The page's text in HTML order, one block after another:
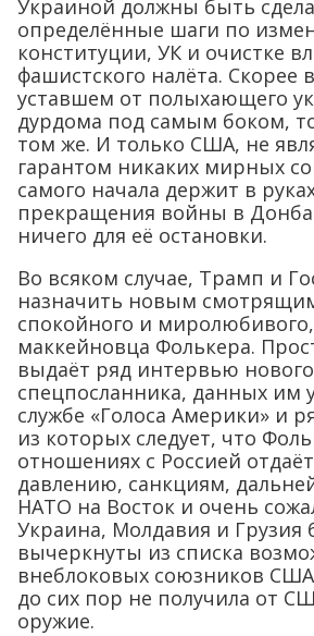
Украиной должны быть
определённые шаги по
конституции, УК и очистке
фашистского налёта. Скорее
уставшем от полыхающего
дурдома под самым боком,
том же. И только США, не
гарантом никаких мирных
самого начала держит в
прекращения войны в
ничего для её остановки.
Во всяком случае, Трамп и
назначить новым
спокойного и
маккейновца Фолькера.
выдаёт ряд интервью нового
спецпосланника, данных им
службе «Голоса Америки» и
из которых следует, что
отношениях с Россией
давлению, санкциям,
НАТО на Восток и очень
Украина, Молдавия и Грузия
вычеркнуты из списка
внеблоковых союзников
до сих пор не получила от
оружие.